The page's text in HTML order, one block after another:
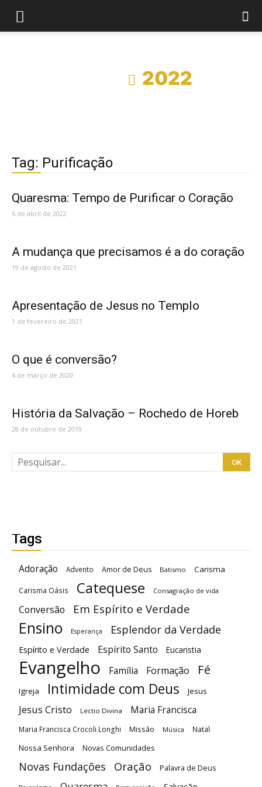
2022
Tag: Purificação
Quaresma: Tempo de Purificar o Coração
6 de abril de 2022
A mudança que precisamos é a do coração
19 de agosto de 2021
Apresentação de Jesus no Templo
1 de fevereiro de 2021
O que é conversão?
4 de março de 2020
História da Salvação – Rochedo de Horeb
28 de outubro de 2019
Tags
Adoração Advento Amor de Deus Batismo Carisma
Carisma Oásis Catequese Consagração de vida
Conversão Em Espírito e Verdade
Ensino Esperança Esplendor da Verdade
Espírito e Verdade Espírito Santo Eucaristia
Evangelho Família Formação Fé
Igreja Intimidade com Deus Jesus
Jesus Cristo Lectio Divina Maria Francisca
Maria Francisca Crocoli Longhi Missão Música Natal
Nossa Senhora Novas Comunidades
Novas Fundações Oração Palavra de Deus